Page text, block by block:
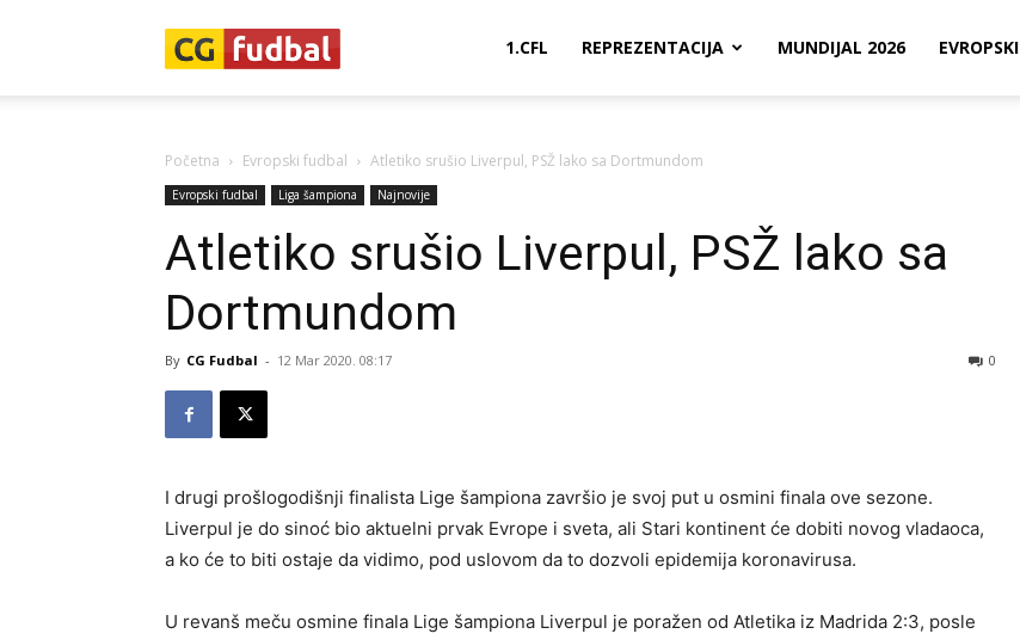
1.CFL REPREZENTACIJA MUNDIJAL 2026 EVROPSKI
Početna Evropski fudbal Atletiko srušio Liverpul, PSŽ lako sa Dortmundom
Evropski fudbal Liga šampiona Najnovije
Atletiko srušio Liverpul, PSŽ lako sa
Dortmundom
By CG Fudbal - 12 Mar 2020. 08:17 0
I drugi prošlogodišnji finalista Lige šampiona završio je svoj put u osmini finala ove sezone.
Liverpul je do sinoć bio aktuelni prvak Evrope i sveta, ali Stari kontinent će dobiti novog vladaoca,
a ko će to biti ostaje da vidimo, pod uslovom da to dozvoli epidemija koronavirusa.
U revanš meču osmine finala Lige šampiona Liverpul je poražen od Atletika iz Madrida 2:3, posle